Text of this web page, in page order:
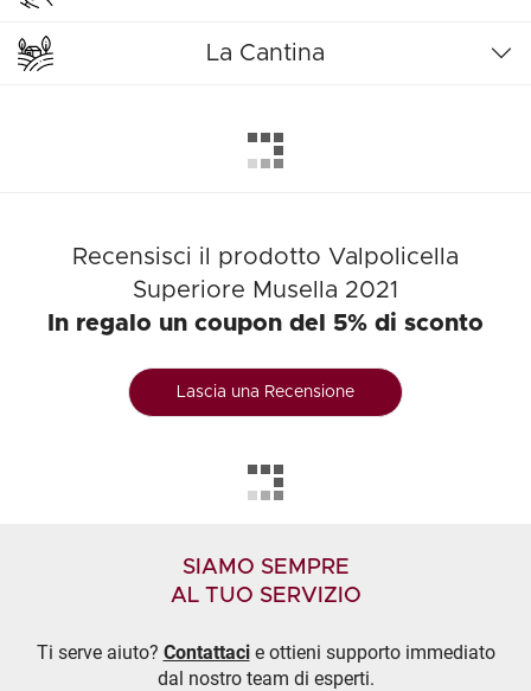
La Cantina
Recensisci il prodotto Valpolicella
Superiore Musella 2021
In regalo un coupon del 5% di sconto
Lascia una Recensione
SIAMO SEMPRE
AL TUO SERVIZIO
Ti serve aiuto? Contattacie ottieni supporto immediato
dal nostro team di esperti.